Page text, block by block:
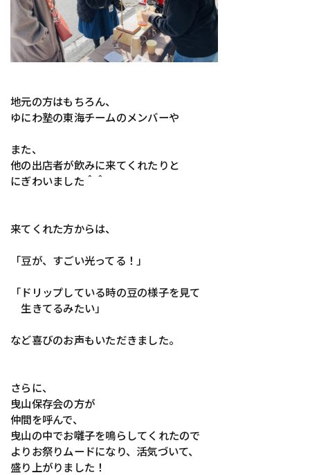
地元の方はもちろん、
ゆにわ塾の東海チームのメンバーや
また、
他の出店者が飲みに来てくれたりと
にぎわいました＾＾
来てくれた方からは、
「豆が、すごい光ってる！」
「ドリップしている時の豆の様子を見て
生きてるみたい」
など喜びのお声もいただきました。
さらに、
曳山保存会の方が
仲間を呼んで、
曳山の中でお囃子を鳴らしてくれたので
よりお祭りムードになり、活気づいて、
盛り上がりました！